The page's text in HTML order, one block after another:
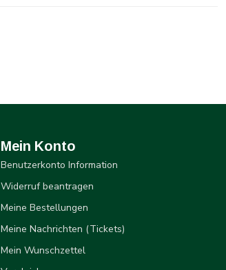
Mein Konto
Benutzerkonto Information
Widerruf beantragen
Meine Bestellungen
Meine Nachrichten (Tickets)
Mein Wunschzettel